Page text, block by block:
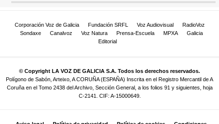
Corporación Voz de Galicia Fundación SRFL Voz Audiovisual
RadioVoz
Sondaxe
Canalvoz Voz Natura Prensa-Escuela MPXA
Galicia
Editorial
© Copyright LA VOZ DE GALICIA S.A. Todos los derechos reservados.
Polígono de Sabón, Arteixo, A CORUÑA (ESPAÑA) Inscrita en el Registro Mercantil de A
Coruña en el Tomo 2438 del Archivo, Sección General, a los folios 91 y siguientes, hoja
C-2141. CIF: A-15000649.